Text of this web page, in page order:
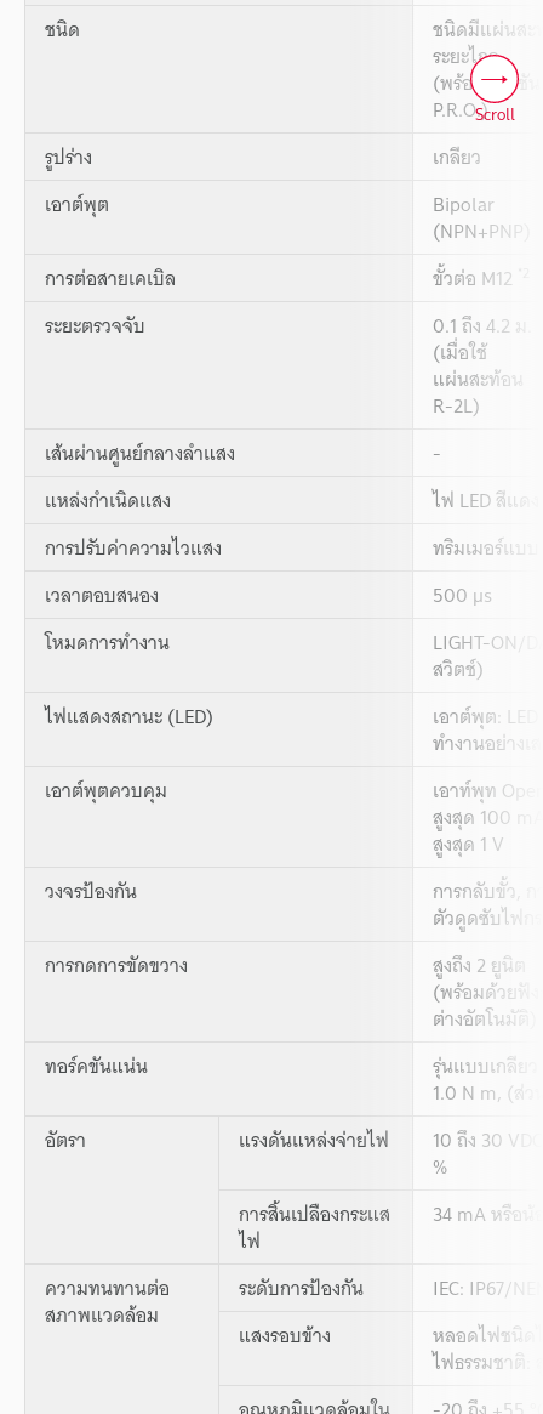
ชนิด
ชนิดมีแผ่นสะ
ระยะไกล
(พร้อมฟังก์ชัน
P.R.O.)
รูปร่าง
เกลียว
เอาต์พุต
Bipolar
(NPN+PNP)
การต่อสายเคเบิล
ขั้วต่อ M12
ระยะตรวจจับ 0.1 ถึง 4.2 ม.
(เมื่อใช้
แผ่นสะท้อน
R-2L)
เส้นผ่านศูนย์กลางลำแสง
-
แหล่งกำเนิดแสง
ไฟ LED สีแดง
การปรับค่าความไวแสง
ทริมเมอร์แบ
เวลาตอบสนอง
500 µs
โหมดการทำงาน
LIGHT-ON/
สวิตช์)
ไฟแสดงสถานะ (LED)
เอาต์พุต:
ทำงานอย่างเ
เอาต์พุตควบคุม
เอาท์พุท
สูงสุด 100
สูงสุด 1 V
วงจรป้องกัน
การกลับขั้ว,
ตัวดูดซับไฟก
การกดการขัดขวาง
สูงถึง 2 ยูนิต
(พร้อมด้วยฟั
ต่างอัตโนมัติ)
ทอร์คขันแน่น
รุ่นแบบเกลีย
1.0 N m, (ส่
อัตรา
แรงดันแหล่งจ่ายไฟ 10 ถึง 30
%
การสิ้นเปลืองกระแส
ไฟ
34 mA หรือน้
ความทนทานต่อ
สภาพแวดล้อม
ระดับการป้องกัน
IEC: IP67/
แสงรอบข้าง
หลอดไฟชนิด
ไฟธรรมชาติ:
Scroll